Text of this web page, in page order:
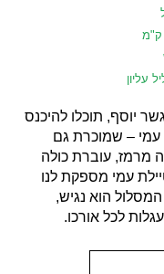
עליון
יוסף, תוכלו להיכנס
עמי – שמוכרת גם
מרמז, עוברת כולה
עמי מספקת לנו
הוא נגיש,
לכל אורכו.